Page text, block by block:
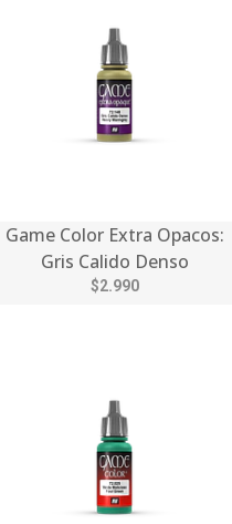
Game Color Extra Opacos:
Gris Calido Denso
$2.990